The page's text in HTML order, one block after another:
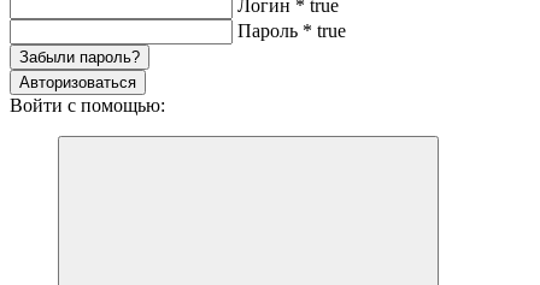
Логин * true
Пароль * true
Забыли пароль?
Авторизоваться
Войти с помощью: